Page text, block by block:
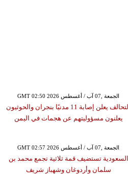
GMT 02:50 2026 الجمعة ,07 آب / أغسطس
التحالف يعلن إصابة 11 مدنيًا بنجران والحوثيون
يعلنون مسؤوليتهم عن هجمات في اليمن
GMT 02:57 2026 الجمعة ,07 آب / أغسطس
السعودية تستضيف قمة ثلاثية تجمع محمد بن
سلمان وأردوغان وشهباز شريف